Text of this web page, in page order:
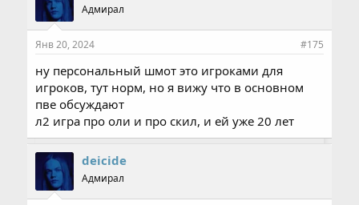
Адмирал
Янв 20, 2024 #175
ну персональный шмот это игроками для
игроков, тут норм, но я вижу что в основном
пве обсуждают
л2 игра про оли и про скил, и ей уже 20 лет
deicide
Адмирал